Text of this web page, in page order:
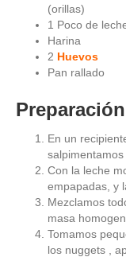
(orillas)
1 Poco de
Harina
2 Huevos
Pan rallado
En un
Con la leche
empapadas, y
Mezclamos
masa
Tomamos
los nuggets ,